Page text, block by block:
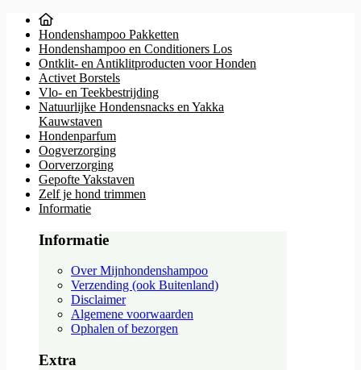
Hondenshampoo Pakketten
Hondenshampoo en Conditioners Los
Ontklit- en Antiklitproducten voor Honden
Activet Borstels
Vlo- en Teekbestrijding
Natuurlijke Hondensnacks en Yakka
Kauwstaven
Hondenparfum
Oogverzorging
Oorverzorging
Gepofte Yakstaven
Zelf je hond trimmen
Informatie
Informatie
Over Mijnhondenshampoo
Verzending (ook Buitenland)
Disclaimer
Algemene voorwaarden
Ophalen of bezorgen
Extra